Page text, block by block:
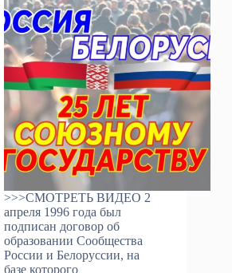
>>>СМОТРЕТЬ ВИДЕО 2
апреля 1996 года был
подписан договор об
образовании Сообщества
России и Белоруссии, на
базе которого